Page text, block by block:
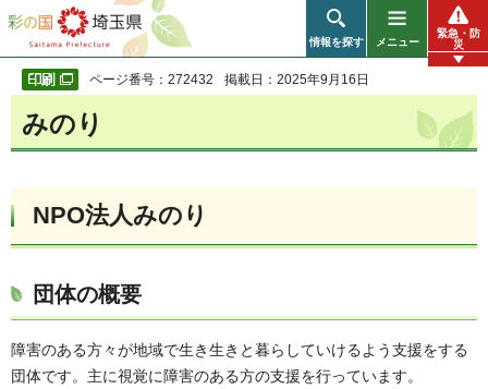
彩の国 埼玉県
情報を探す メニュー
緊急・防
災
ページ番号：272432 掲載日：2025年9月16日
みのり
NPO法人みのり
団体の概要
障害のある方々が地域で生き生きと暮らしていけるよう支援をする
団体です。主に視覚に障害のある方の支援を行っています。